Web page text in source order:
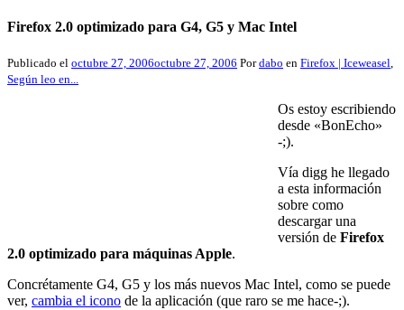
Firefox 2.0 optimizado para G4, G5 y Mac Intel
Publicado el octubre 27, 2006octubre 27, 2006 Pordabo en Firefox | Iceweasel,
Según leo en...
Os estoy escribiendo
desde «BonEcho»
-;).
Vía digg he llegado
a esta información
sobre como
descargar una
versión de Firefox
2.0 optimizado para máquinas Apple.
Concrétamente G4, G5 y los más nuevos Mac Intel, como se puede
ver, cambia el icono de la aplicación (que raro se me hace-;).